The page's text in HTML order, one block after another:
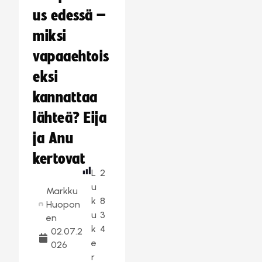
us edessä –
miksi
vapaaehtois
eksi
kannattaa
lähteä? Eija
ja Anu
kertovat
Markku
Huopon
en
02.07.2
026
L
u
k
u
k
e
r
2
8
3
4